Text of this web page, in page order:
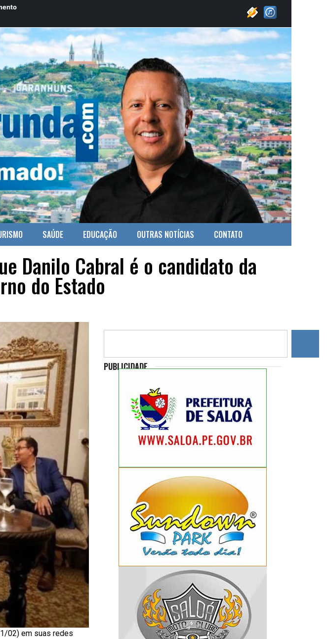
SAÚDE EDUCAÇÃO OUTRAS NOTÍCIAS CONTATO
Danilo Cabral é o candidato da
do Estado
02) em suas redes
PUBLICIDADE